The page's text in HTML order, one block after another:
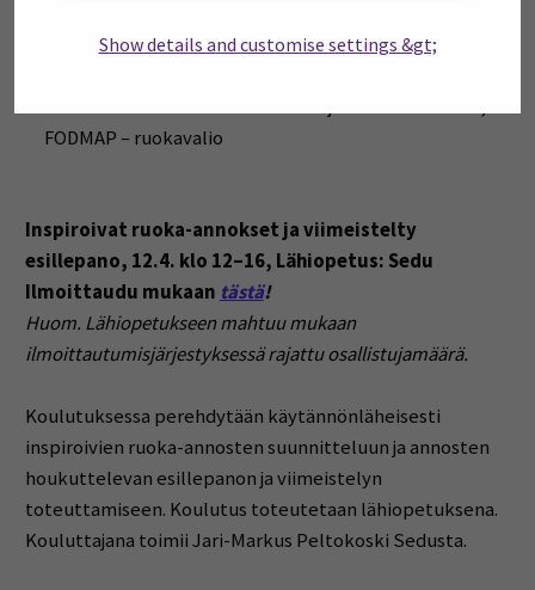
Show details and customise settings &gt;
Gluteeniton ruokavalio
FODMAP – ruokavalio
Inspiroivat ruoka-annokset ja viimeistelty
esillepano, 12.4. klo 12–16, Lähiopetus: Sedu
Ilmoittaudu mukaan tästä!
Huom. Lähiopetukseen mahtuu mukaan
ilmoittautumisjärjestyksessä rajattu osallistujamäärä.
Koulutuksessa perehdytään käytännönläheisesti
inspiroivien ruoka-annosten suunnitteluun ja annosten
houkuttelevan esillepanon ja viimeistelyn
toteuttamiseen. Koulutus toteutetaan lähiopetuksena.
Kouluttajana toimii Jari-Markus Peltokoski Sedusta.